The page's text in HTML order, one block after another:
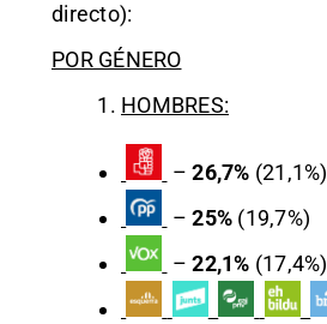
directo):
POR GÉNERO
HOMBRES:
–26,7% (21,1%)
–25% (19,7%)
–22,1% (17,4%)